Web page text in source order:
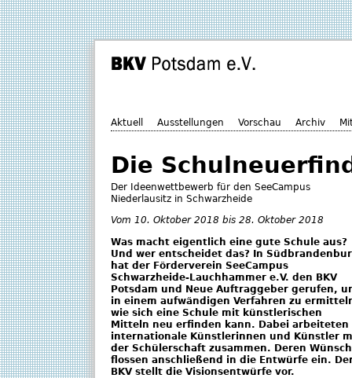
Aktuell Ausstellungen Vorschau Archiv
Die
Der Ideenwettbewerb für den SeeCampus
Niederlausitz in Schwarzheide
10. Oktober 2018 bis 28. Oktober 2018
Was macht eigentlich eine gute Schule aus?
Und wer entscheidet das? In
hat der Förderverein SeeCampus
Schwarzheide-Lauchhammer e.V. den BKV
Potsdam und Neue Auftraggeber gerufen,
in einem aufwändigen Verfahren zu
wie sich eine Schule mit künstlerischen
Mitteln neu erfinden kann. Dabei arbeiteten
internationale Künstlerinnen und Künstler
der Schülerschaft zusammen. Deren
flossen anschließend in die Entwürfe ein.
BKV stellt die Visionsentwürfe vor.